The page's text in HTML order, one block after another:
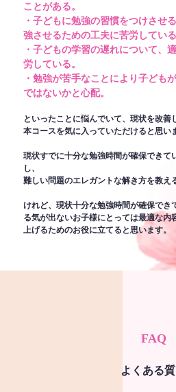
ことがある。
・子どもに勉強の習慣をつけさせ
強させるための工夫に苦労している
・子どもの学習の遅れについて、
労している。
・勉強が苦手なことにより子ども
ではないかと心配。
といったことに悩んでいて、現状を改善
本コースを気に入っていただけると思い
現状すでに十分な勉強時間が確保できて
し、
難しい問題のエレガントな解き方を教え
けれど、現状十分な勉強時間が確保でき
る気が出ないお子様にとっては最適な内
上げるためのお役に立てると思います。
FAQ
よくある